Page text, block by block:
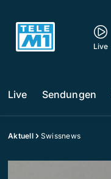
Live
Live Sendungen
Aktuell Swissnews